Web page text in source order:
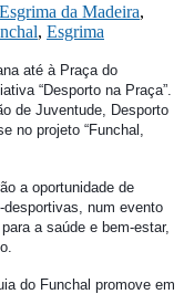
da Madeira,
, Esgrima
até à Praça do
“Desporto na Praça”.
de Juventude, Desporto
no projeto “Funchal,
a oportunidade de
desportivas, num evento
a saúde e bem-estar,
do Funchal promove em